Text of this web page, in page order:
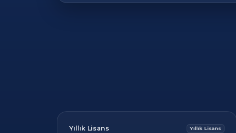
Yıllık Lisans Yıllık Lisans